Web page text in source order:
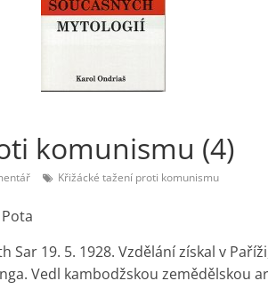
komunismu (4)
Křižácké tažení proti komunismu
Sar 19. 5. 1928. Vzdělání získal v
Vedl kambodžskou zemědělskou